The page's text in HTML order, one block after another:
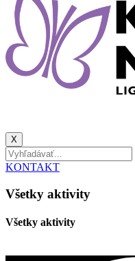
X
KONTAKT
Všetky aktivity
Všetky aktivity